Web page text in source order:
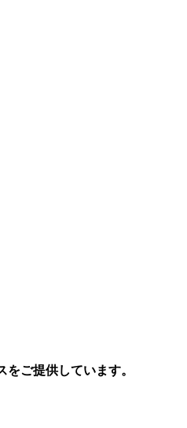
ご提供しています。